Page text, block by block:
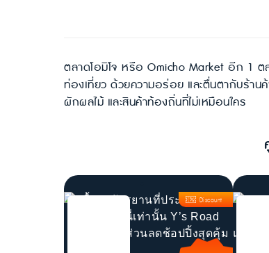
ตลาดโอมิโจ หรือ Omicho Market อีก 1
ท่องเที่ยว ด้วยความอร่อย และตื่นตากับร้าน
ผักผลไม้ และสินค้าท้องถิ่นที่ไม่เหมือนใคร
Discount